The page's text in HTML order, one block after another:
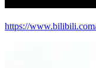
https://